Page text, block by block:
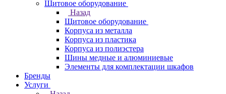
Щитовое оборудование
Назад
Щитовое оборудование
Корпуса из металла
Корпуса из пластика
Корпуса из полиэстера
Шины медные и алюминиевые
Элементы для комплектации шкафов
Бренды
Услуги